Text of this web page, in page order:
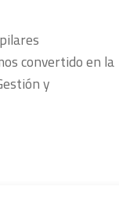
convertido en la
y